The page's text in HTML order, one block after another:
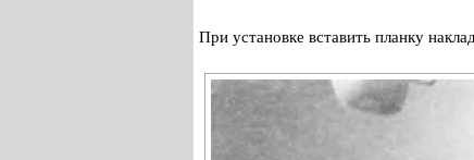
При установке вставить планку